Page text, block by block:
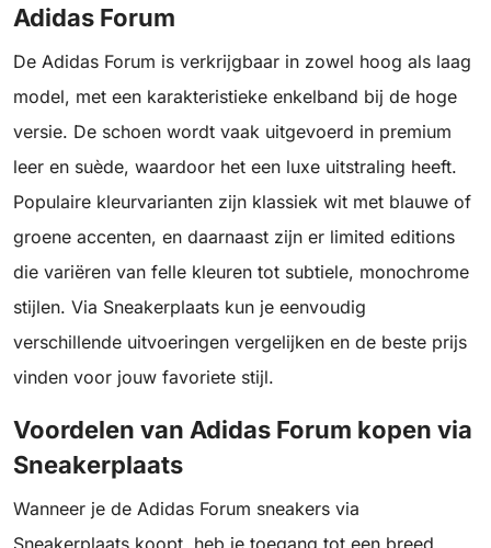
Adidas Forum
De Adidas Forum is verkrijgbaar in zowel hoog als laag
model, met een karakteristieke enkelband bij de hoge
versie. De schoen wordt vaak uitgevoerd in premium
leer en suède, waardoor het een luxe uitstraling heeft.
Populaire kleurvarianten zijn klassiek wit met blauwe of
groene accenten, en daarnaast zijn er limited editions
die variëren van felle kleuren tot subtiele, monochrome
stijlen. Via Sneakerplaats kun je eenvoudig
verschillende uitvoeringen vergelijken en de beste prijs
vinden voor jouw favoriete stijl.
Voordelen van Adidas Forum kopen via
Sneakerplaats
Wanneer je de Adidas Forum sneakers via
Sneakerplaats koopt, heb je toegang tot een breed